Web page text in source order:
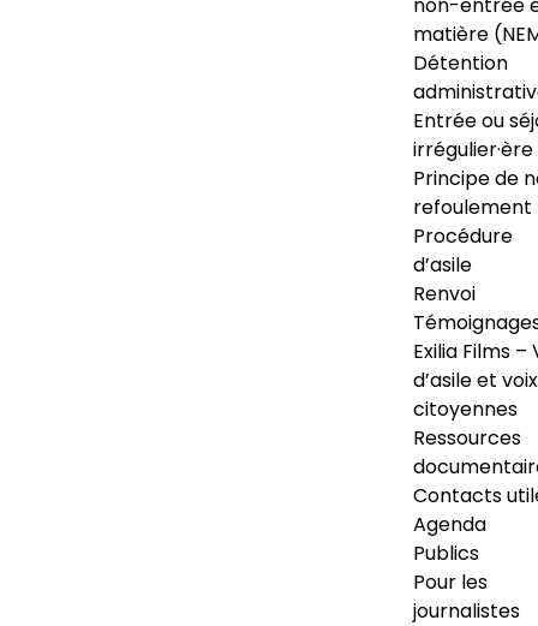
matière
Détention
Entrée ou
irrégulier·ère
Principe de
refoulement
Procédure
d’asile
Renvoi
Exilia Films –
d’asile et voix
citoyennes
Ressources
Contacts
Agenda
Publics
Pour les
journalistes